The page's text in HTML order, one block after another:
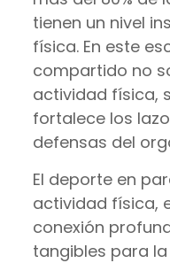
tienen un nivel
física. En este
compartido no
actividad física,
fortalece los
defensas del
El deporte en
actividad física,
conexión
tangibles para